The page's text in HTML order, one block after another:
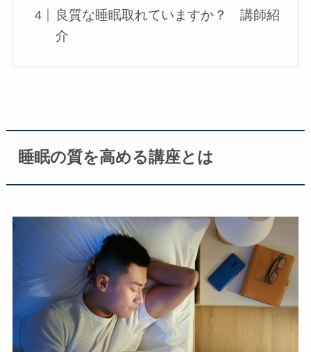
良質な睡眠取れていますか？ 講師紹
介
睡眠の質を高める講座とは